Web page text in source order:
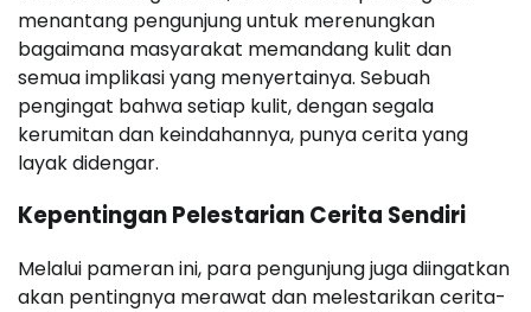
menantang pengunjung untuk merenungkan
bagaimana masyarakat memandang kulit dan
semua implikasi yang menyertainya. Sebuah
pengingat bahwa setiap kulit, dengan segala
kerumitan dan keindahannya, punya cerita yang
layak didengar.
Kepentingan Pelestarian Cerita Sendiri
Melalui pameran ini, para pengunjung juga diingatkan
akan pentingnya merawat dan melestarikan cerita-